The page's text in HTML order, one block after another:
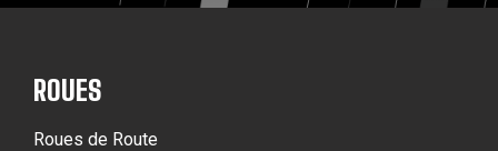
ROUES
Roues de Route